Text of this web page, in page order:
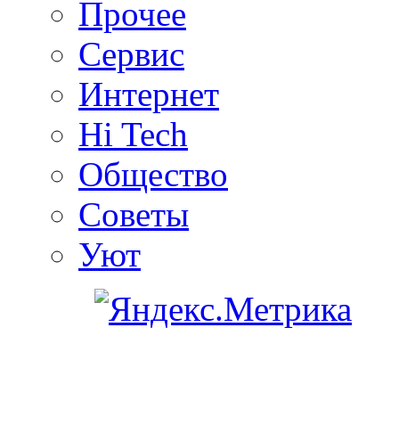
Прочее
Сервис
Интернет
Hi Tech
Общество
Советы
Уют